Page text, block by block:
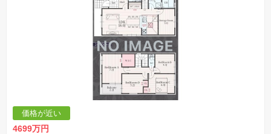
価格が近い
4699万円